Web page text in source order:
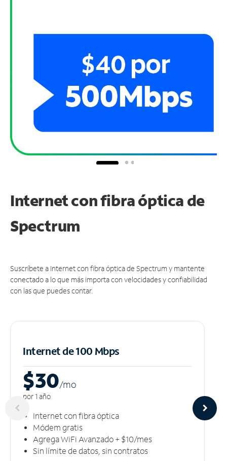
Internet con fibra óptica de
Spectrum
Suscríbete a Internet con fibra óptica de Spectrum y mantente
conectado a lo que más importa con velocidades y confiabilidad
con las que puedes contar.
Internet de 100 Mbps
$30/mo
por 1 año
Internet con fibra óptica
Módem gratis
Agrega WiFi Avanzado + $10/mes
Sin límite de datos, sin contratos